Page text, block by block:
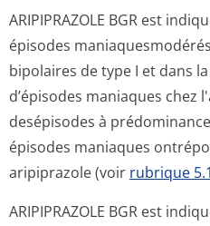
ARIPIPRAZOLE BGR est
épisodes
bipolaires de type I et dans
d’épisodes maniaques chez
desépisodes à
épisodes maniaques
aripiprazole (voir rubrique 5.1
ARIPIPRAZOLE BGR est